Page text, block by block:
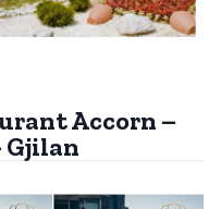
Accorn –
Gjilan